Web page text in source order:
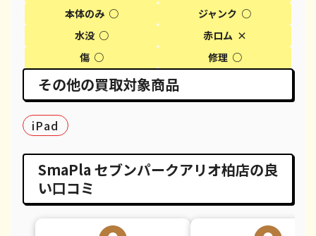
iPhone XS Max
iPhone X
iPhone 8 Plus
iPhone 7
iPhone 7 Plus
¥19,000
¥10,000
¥13,000
¥12,000
¥26,100
¥14,100
¥12,100
本体のみ ○
ジャンク ○
水没 ○
赤ロム ×
傷 ○
修理 ○
その他の買取対象商品
iPad
SmaPla セブンパークアリオ柏店の良
い口コミ